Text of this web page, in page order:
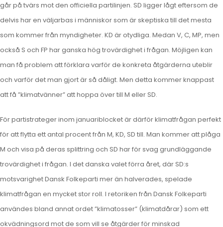
går på tvärs mot den officiella partilinjen. SD ligger lågt eftersom de
delvis har en väljarbas i människor som är skeptiska till det mesta
som kommer från myndigheter. KD är otydliga. Medan V, C, MP, men
också S och FP har ganska hög trovärdighet i frågan. Möjligen kan
man få problem att förklara varför de konkreta åtgärderna uteblir
och varför det man gjort är så dåligt. Men detta kommer knappast
att få ”klimatvänner” att hoppa över till M eller SD.
För partistrateger inom januariblocket är därför klimatfrågan perfekt
för att flytta ett antal procent från M, KD, SD till. Man kommer att plåga
M och visa på deras splittring och SD har för svag grundläggande
trovärdighet i frågan. I det danska valet förra året, där SD:s
motsvarighet Dansk Folkeparti mer än halverades, spelade
klimatfrågan en mycket stor roll. I retoriken från Dansk Folkeparti
användes bland annat ordet ”klimatosser” (klimatdårar) som ett
okvädningsord mot de som vill se åtgärder för minskad